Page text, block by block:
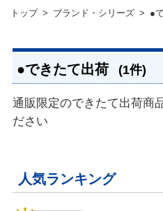
トップ> ブランド・シリーズ > ●
●できたて出荷 (1件)
通販限定のできたて出荷商
ださい
人気ランキング